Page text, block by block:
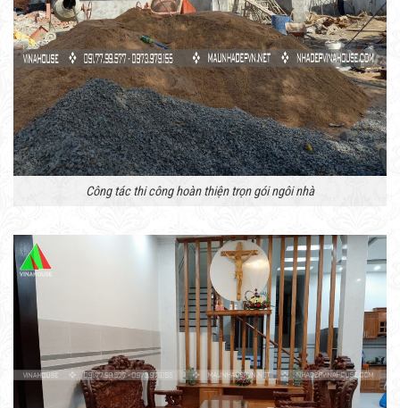
Công tác thi công hoàn thiện trọn gói ngôi nhà